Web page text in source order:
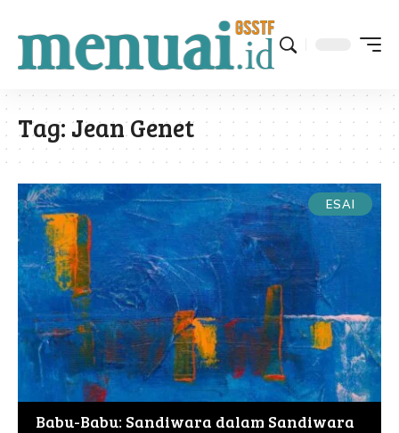
Tag: Jean Genet
ESAI
Babu-Babu: Sandiwara dalam Sandiwara